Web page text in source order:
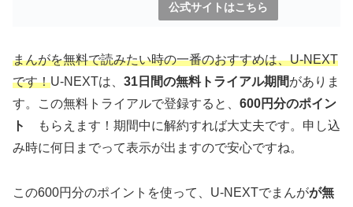
公式サイトはこちら
まんがを無料で読みたい時の一番のおすすめは、U-NEXT
です！U-NEXTは、 31日間の無料トライアル期間がありま
す。この無料トライアルで登録すると、 600円分のポイン
ト
もらえます！期間中に解約すれば大丈夫です。申し込
み時に何日までって表示が出ますので安心ですね。
この600円分のポイントを使って、U-NEXTでまんがが無